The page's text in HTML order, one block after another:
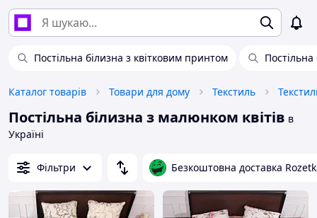
Постільна білизна з квітковим принтом
Каталог товарів Товари для дому Текстиль
Постільна білизна з малюнком квітів в
Україні
Фільтри Безкоштовна доставка